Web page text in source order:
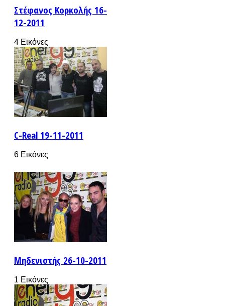
Στέφανος Κορκολής 16-
12-2011
4 Εικόνες
C-Real 19-11-2011
6 Εικόνες
Μηδενιστής 26-10-2011
1 Εικόνες